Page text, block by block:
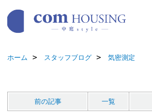
ホーム スタッフブログ 気密測定
前の記事 一覧